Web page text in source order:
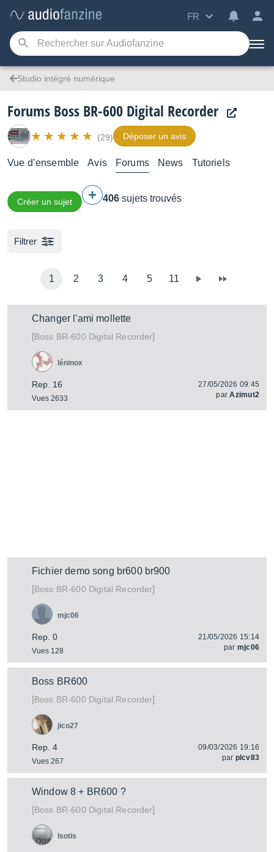
FR
Studio intégré numérique
Forums Boss BR-600 Digital Recorder
(29) Déposer un avis
Vue d’ensemble Avis Forums News Tutoriels
Créer un sujet 406 sujets trouvés
Filtrer
1 2 3 4 5 11
Changer l'ami mollette
[Boss BR-600 Digital Recorder]
Rep. 16
Vues 2633
léninox
27/05/2026 09:45
parAzimut2
Fichier demo song br600 br900
[Boss BR-600 Digital Recorder]
Rep. 0
Vues 128
mjc06
21/05/2026 15:14
par mjc06
Boss BR600
[Boss BR-600 Digital Recorder]
Rep. 4
Vues 267
jico27
09/03/2026 19:16
par plcv83
Window 8 + BR600 ?
[Boss BR-600 Digital Recorder]
lsotis